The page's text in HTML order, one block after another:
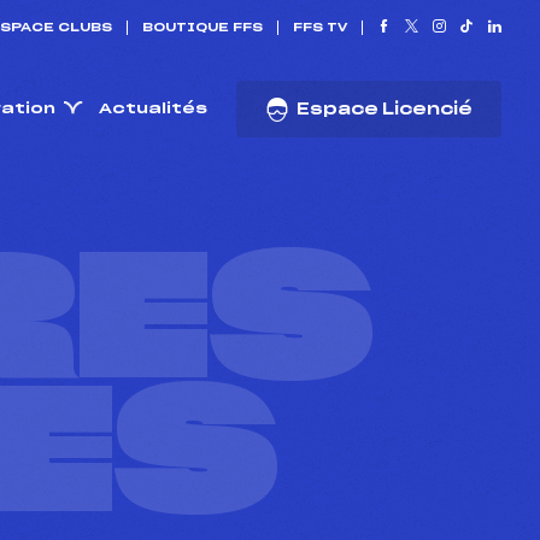
CLUBS BOUTIQUE FFS FFS TV
Actualités Espace Licencié